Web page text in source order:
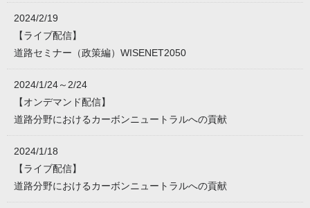
2024/2/19
【ライブ配信】
道路セミナー（政策編）WISENET2050
2024/1/24～2/24
【オンデマンド配信】
道路分野におけるカーボンニュートラルへの貢献
2024/1/18
【ライブ配信】
道路分野におけるカーボンニュートラルへの貢献